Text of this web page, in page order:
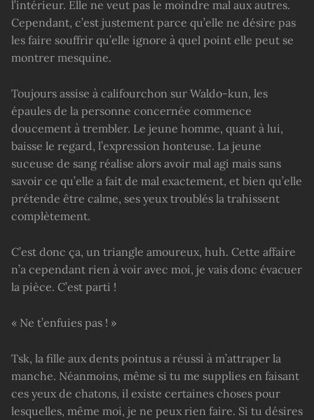
l’intérieur. Elle ne veut pas le moindre mal aux autres.
Cependant, c’est justement parce qu’elle ne désire pas
les faire souffrir qu’elle ignore à quel point elle peut se
montrer mesquine.
Toujours assise à califourchon sur Waldo-kun, les
épaules de la personne concernée commence
doucement à trembler. Le jeune homme, quant à lui,
baisse le regard, l’expression honteuse. La jeune
suceuse de sang réalise alors avoir mal agi mais sans
savoir ce qu’elle a fait de mal exactement, et bien qu’elle
prétende être calme, ses yeux troublés la trahissent
complètement.
C’est donc ça, un triangle amoureux, huh. Cette affaire
n’a cependant rien à voir avec moi, je vais donc évacuer
la pièce. C’est parti !
« Ne t’enfuies pas ! »
Tsk, la fille aux dents pointus a réussi à m’attraper la
manche. Néanmoins, même si tu me supplies en faisant
ces yeux de chatons, il existe certaines choses pour
lesquelles, même moi, je ne peux rien faire. Si tu désires